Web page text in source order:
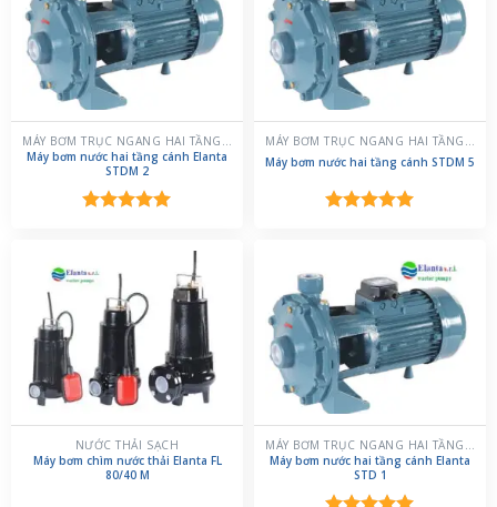
Máy bơm nước hai tầng cánh Elanta
STDM 2
Máy bơm nước hai tầng cánh STDM 5
NƯỚC THẢI SẠCH
Máy bơm chìm nước thải Elanta FL
80/40 M
MÁY BƠM TRỤC NGANG HAI TẦNG CÁNH
Máy bơm nước hai tầng cánh Elanta
STD 1